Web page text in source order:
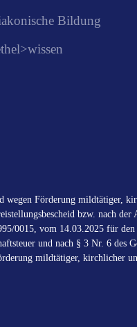
Bildung
wegen Förderung mildtätiger,
bzw. nach der
0015, vom 14.03.2025 für
und nach § 3 Nr. 6 des
mildtätiger, kirchlicher